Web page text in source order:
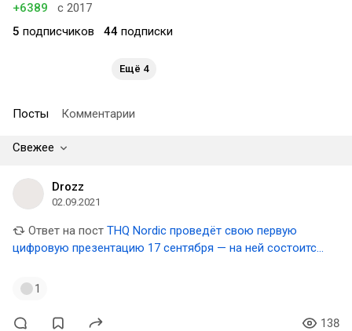
+6389
с 2017
5 подписчиков 44 подписки
Ещё 4
Посты Комментарии
Свежее
Drozz
02.09.2021
Ответ на пост THQ Nordic проведёт свою первую
цифровую презентацию 17 сентября — на ней состоится
1
138